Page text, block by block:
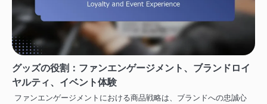
グッズの役割：ファンエンゲージメント、ブランドロイ
ヤルティ、イベント体験
ファンエンゲージメントにおける商品戦略は、ブランドへの忠誠心